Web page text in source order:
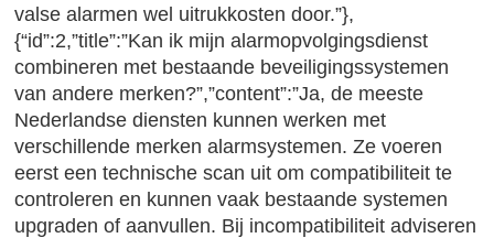
valse alarmen wel uitrukkosten door.”},
{“id”:2,”title”:”Kan ik mijn alarmopvolgingsdienst
combineren met bestaande beveiligingssystemen
van andere merken?”,”content”:”Ja, de meeste
Nederlandse diensten kunnen werken met
verschillende merken alarmsystemen. Ze voeren
eerst een technische scan uit om compatibiliteit te
controleren en kunnen vaak bestaande systemen
upgraden of aanvullen. Bij incompatibiliteit adviseren